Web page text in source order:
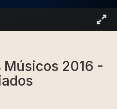
Músicos 2016 -